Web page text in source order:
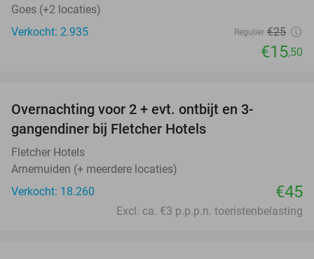
Goes (+2 locaties)
Verkocht: 2.935
Regulier €25
€15,50
Overnachting voor 2 + evt. ontbijt en 3-
gangendiner bij Fletcher Hotels
Fletcher Hotels
Arnemuiden (+ meerdere locaties)
Verkocht: 18.260
€45
Excl. ca. €3 p.p.p.n. toeristenbelasting